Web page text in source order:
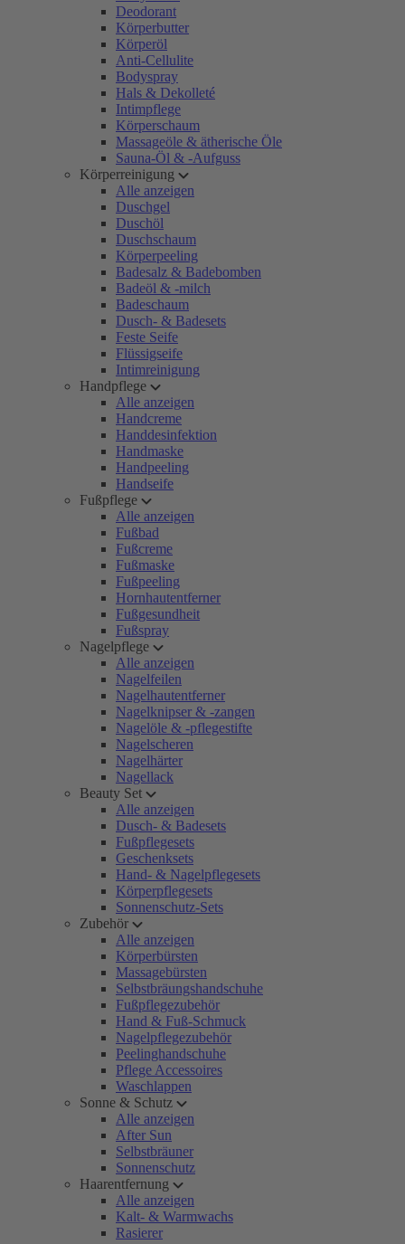
Deodorant
Körperbutter
Körperöl
Anti-Cellulite
Bodyspray
Hals & Dekolleté
Intimpflege
Körperschaum
Massageöle & ätherische Öle
Sauna-Öl & -Aufguss
Körperreinigung
Alle anzeigen
Duschgel
Duschöl
Duschschaum
Körperpeeling
Badesalz & Badebomben
Badeöl & -milch
Badeschaum
Dusch- & Badesets
Feste Seife
Flüssigseife
Intimreinigung
Handpflege
Alle anzeigen
Handcreme
Handdesinfektion
Handmaske
Handpeeling
Handseife
Fußpflege
Alle anzeigen
Fußbad
Fußcreme
Fußmaske
Fußpeeling
Hornhautentferner
Fußgesundheit
Fußspray
Nagelpflege
Alle anzeigen
Nagelfeilen
Nagelhautentferner
Nagelknipser & -zangen
Nagelöle & -pflegestifte
Nagelscheren
Nagelhärter
Nagellack
Beauty Set
Alle anzeigen
Dusch- & Badesets
Fußpflegesets
Geschenksets
Hand- & Nagelpflegesets
Körperpflegesets
Sonnenschutz-Sets
Zubehör
Alle anzeigen
Körperbürsten
Massagebürsten
Selbstbräungshandschuhe
Fußpflegezubehör
Hand & Fuß-Schmuck
Nagelpflegezubehör
Peelinghandschuhe
Pflege Accessoires
Waschlappen
Sonne & Schutz
Alle anzeigen
After Sun
Selbstbräuner
Sonnenschutz
Haarentfernung
Alle anzeigen
Kalt- & Warmwachs
Rasierer